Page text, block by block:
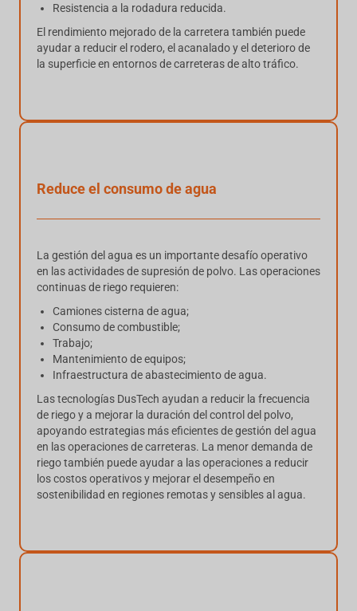
Resistencia a la rodadura reducida.
El rendimiento mejorado de la carretera también puede
ayudar a reducir el rodero, el acanalado y el deterioro de
la superficie en entornos de carreteras de alto tráfico.
Reduce el consumo de agua
La gestión del agua es un importante desafío operativo
en las actividades de supresión de polvo. Las operaciones
continuas de riego requieren:
Camiones cisterna de agua;
Consumo de combustible;
Trabajo;
Mantenimiento de equipos;
Infraestructura de abastecimiento de agua.
Las tecnologías DusTech ayudan a reducir la frecuencia
de riego y a mejorar la duración del control del polvo,
apoyando estrategias más eficientes de gestión del agua
en las operaciones de carreteras. La menor demanda de
riego también puede ayudar a las operaciones a reducir
los costos operativos y mejorar el desempeño en
sostenibilidad en regiones remotas y sensibles al agua.